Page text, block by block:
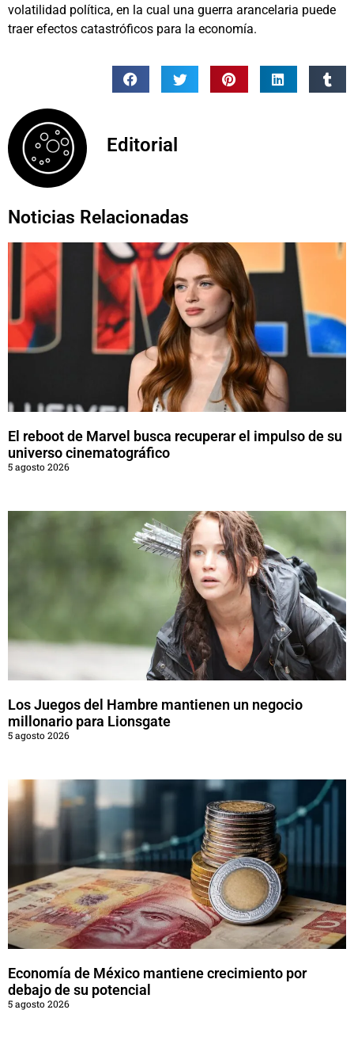
volatilidad política, en la cual una guerra arancelaria puede
traer efectos catastróficos para la economía.
Editorial
Noticias Relacionadas
El reboot de Marvel busca recuperar el impulso de su
universo cinematográfico
5 agosto 2026
Los Juegos del Hambre mantienen un negocio
millonario para Lionsgate
5 agosto 2026
Economía de México mantiene crecimiento por
debajo de su potencial
5 agosto 2026